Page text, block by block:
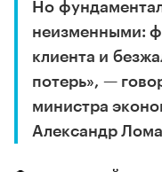
Но
неизменными:
клиента и
потерь», —
министра
Александр